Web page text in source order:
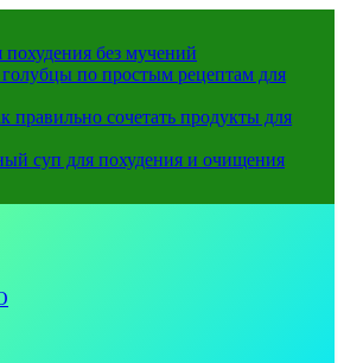
без мучений
по простым рецептам для
правильно сочетать продукты для
суп для похудения и очищения